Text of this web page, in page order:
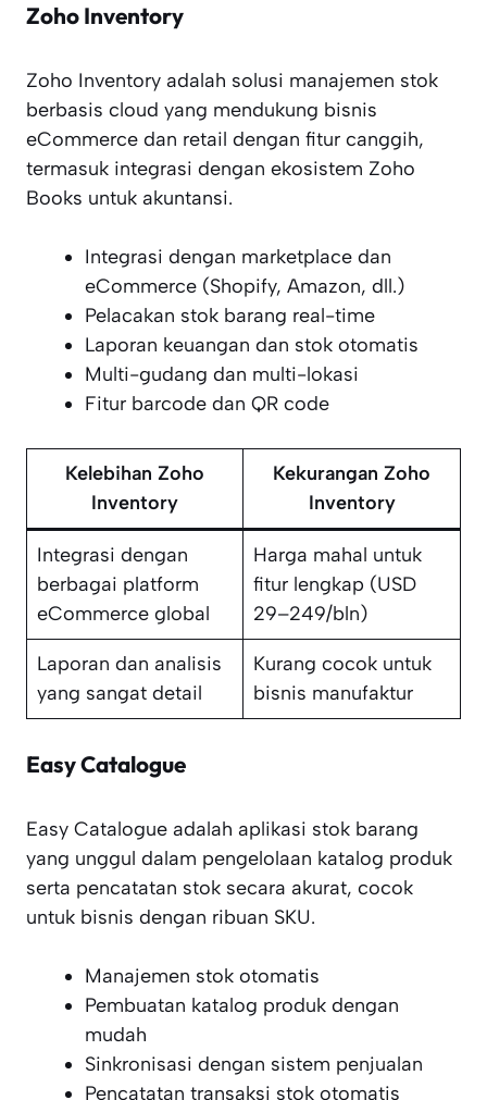
Zoho Inventory
Zoho Inventory adalah solusi manajemen stok
berbasis cloud yang mendukung bisnis
eCommerce dan retail dengan fitur canggih,
termasuk integrasi dengan ekosistem Zoho
Books untuk akuntansi.
Integrasi dengan marketplace dan
eCommerce (Shopify, Amazon, dll.)
Pelacakan stok barang real-time
Laporan keuangan dan stok otomatis
Multi-gudang dan multi-lokasi
Fitur barcode dan QR code
Kelebihan Zoho
Inventory
Kekurangan Zoho
Inventory
Integrasi dengan
berbagai platform
eCommerce global
Harga mahal untuk
fitur lengkap (USD
29–249/bln)
Laporan dan analisis
yang sangat detail
Kurang cocok untuk
bisnis manufaktur
Easy Catalogue
Easy Catalogue adalah aplikasi stok barang
yang unggul dalam pengelolaan katalog produk
serta pencatatan stok secara akurat, cocok
untuk bisnis dengan ribuan SKU.
Manajemen stok otomatis
Pembuatan katalog produk dengan
mudah
Sinkronisasi dengan sistem penjualan
Pencatatan transaksi stok otomatis